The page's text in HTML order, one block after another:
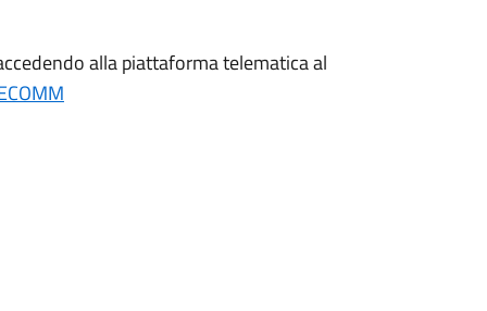
alla piattaforma telematica al